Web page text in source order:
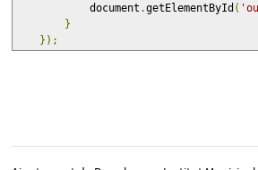
            document
.getElementById (
}
});